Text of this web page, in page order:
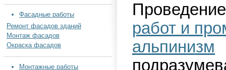
Фасадные работы
Ремонт фасадов зданий
Монтаж фасадов
Окраска фасадов
Монтажные работы
работ и
альпинизм